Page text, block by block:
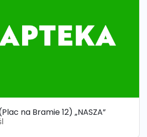
na Bramie 12) „NASZA”